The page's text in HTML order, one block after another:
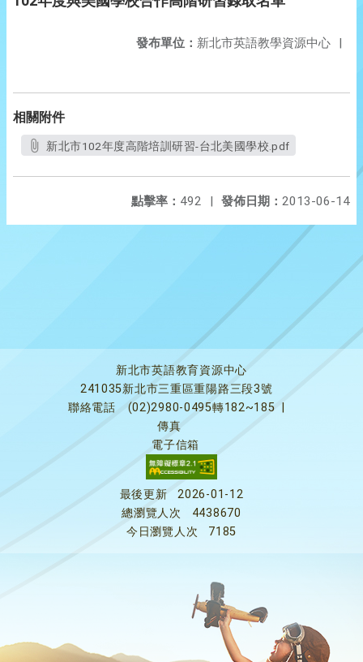
發布單位： 新北市英語教學資源中心 |
相關附件
新北市102年度高階培訓研習-台北美國學校.pdf
發佈日期： 2013-06-14
點擊率： 492 |
新北市英語教育資源中心
241035新北市三重區重陽路三段3號
聯絡電話
(02)2980-0495轉182~185
傳真
電子信箱
最後更新
2026-01-12
總瀏覽人次
4438670
今日瀏覽人次
7185